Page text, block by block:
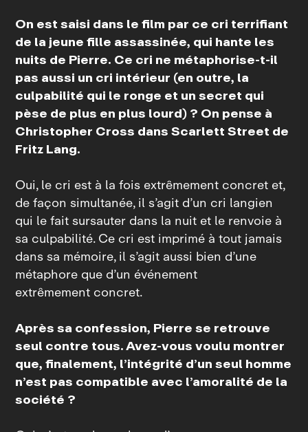
On est saisi dans le film par ce cri terrifiant
de la jeune fille assassinée, qui hante les
nuits de Pierre. Ce cri ne métaphorise‑t‑il
pas aussi un cri intérieur (en outre, la
culpabilité qui le ronge et un secret qui
pèse de plus en plus lourd) ? On pense à
Christopher Cross dansScarlett Street de
Fritz Lang.
Oui, le cri est à la fois extrêmement concret et,
de façon simultanée, il s’agit d’un cri langien
qui le fait sursauter dans la nuit et le renvoie à
sa culpabilité. Ce cri est imprimé à tout jamais
dans sa mémoire, il s’agit aussi bien d’une
métaphore que d’un événement
extrêmement concret.
Après sa confession, Pierre se retrouve
seul contre tous. Avez‑vous voulu montrer
que, finalement, l’intégrité d’un seul homme
n’est pas compatible avec l’amoralité de la
société ?